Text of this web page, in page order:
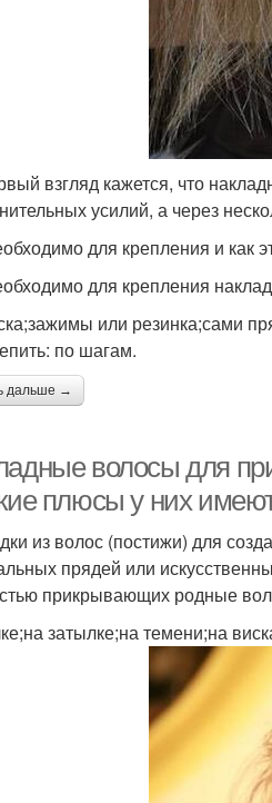
взгляд кажется, что
усилий, а через
для крепления и как
для крепления
или резинка;сами
по шагам.
дальше →
волосы для
плюсы у них
из волос (постижи) для
прядей или
прикрывающих родные
затылке;на темени;на